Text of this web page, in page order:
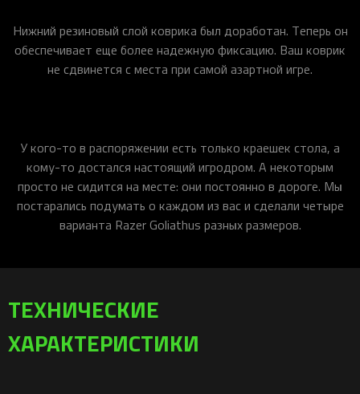
Нижний резиновый слой коврика был доработан. Теперь он
обеспечивает еще более надежную фиксацию. Ваш коврик
не сдвинется с места при самой азартной игре.
У кого-то в распоряжении есть только краешек стола, а
кому-то достался настоящий игродром. А некоторым
просто не сидится на месте: они постоянно в дороге. Мы
постарались подумать о каждом из вас и сделали четыре
варианта Razer Goliathus разных размеров.
ТЕХНИЧЕСКИЕ
ХАРАКТЕРИСТИКИ